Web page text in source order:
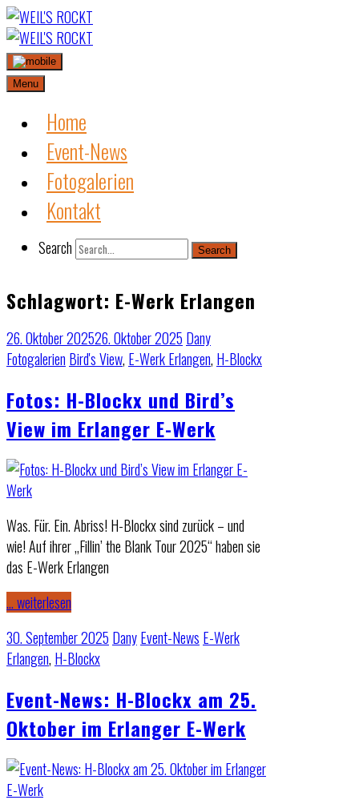
Skip
to
content
Menu
Home
Event-News
Fotogalerien
Kontakt
Search Search
Schlagwort: E-Werk Erlangen
26. Oktober 202526. Oktober 2025 Dany
Fotogalerien Bird's View, E-Werk Erlangen, H-Blockx
Fotos: H-Blockx und Bird’s
View im Erlanger E-Werk
Was. Für. Ein. Abriss! H-Blockx sind zurück – und
wie! Auf ihrer „Fillin’ the Blank Tour 2025“ haben sie
das E-Werk Erlangen
… weiterlesen
30. September 2025 DanyEvent-News E-Werk
Erlangen, H-Blockx
Event-News: H-Blockx am 25.
Oktober im Erlanger E-Werk